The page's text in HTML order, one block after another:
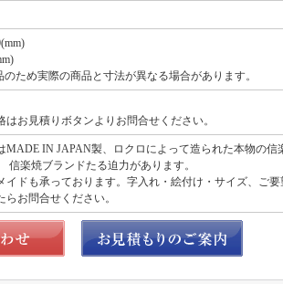
ため実際の商品と寸法が異なる場合があります。
はお見積りボタンよりお問合せください。
MADE IN JAPAN製、ロクロによって造られた本物の信
信楽焼ブランドたる迫力があります。
イドも承っております。字入れ・絵付け・サイズ、ご要
らお問合せください。